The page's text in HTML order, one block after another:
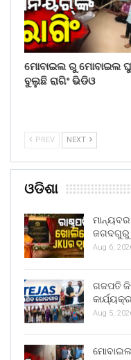
ମୋବାଇଲ ରୁ ମୋବାଇଲ
ବୁଲୁଛି ରାଗିଂ ଭିଡିଓ
PREV NEXT
ଓଡିଶା
ମାନ୍ୟବର
ଜଗଦଗୁରୁ
Aug 6,
ଗଜପତି
Aug 5,